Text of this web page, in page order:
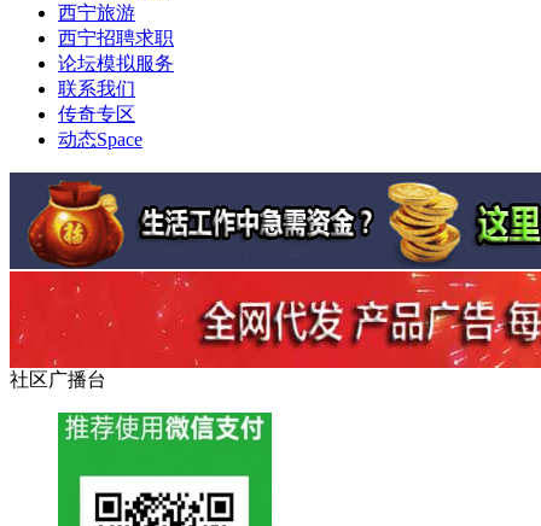
西宁旅游
西宁招聘求职
论坛模拟服务
联系我们
传奇专区
动态Space
社区广播台